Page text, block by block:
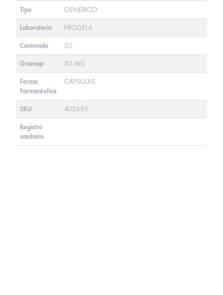
Tipo GENÉRICO
Laboratorio PROGELA
Contenido 20
Gramaje 50 MG
Forma
Farmacéutica
CÁPSULAS
SKU 403685
Registro
sanitario